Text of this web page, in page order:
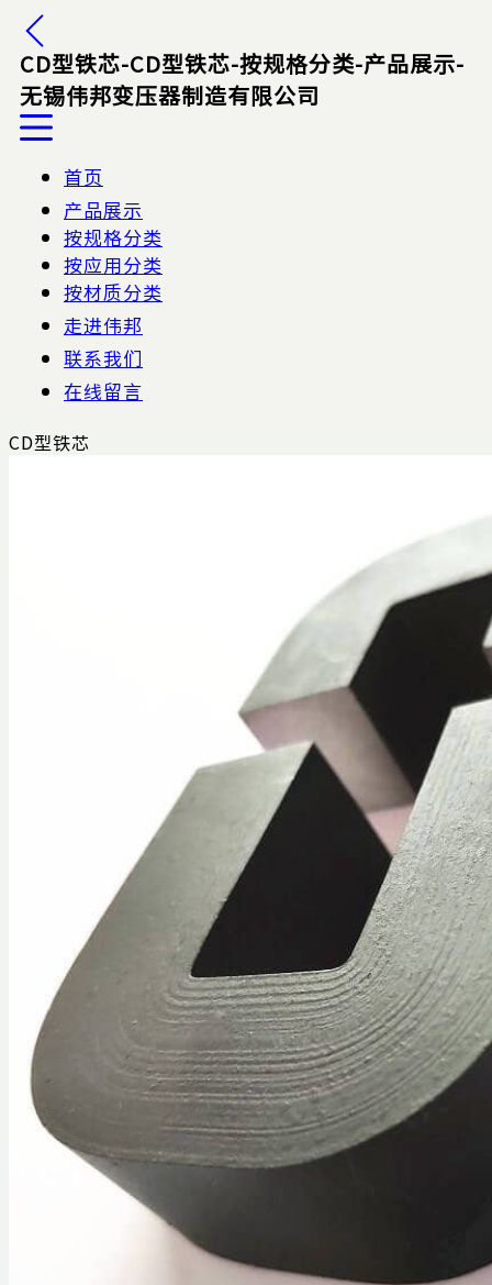
CD型铁芯-CD型铁芯-按规格分类-产品展示-
无锡伟邦变压器制造有限公司
首页
产品展示
按规格分类
按应用分类
按材质分类
走进伟邦
联系我们
在线留言
CD型铁芯